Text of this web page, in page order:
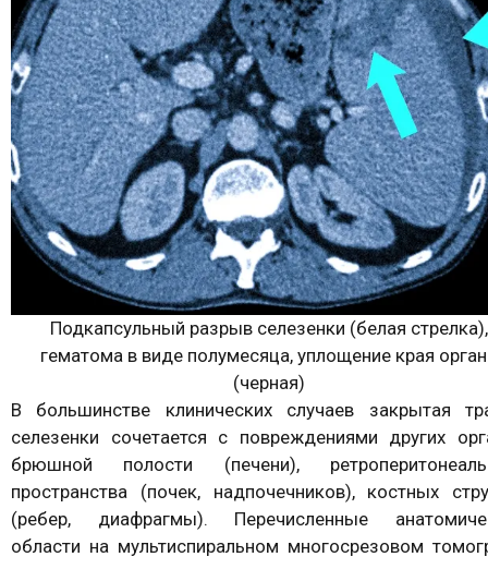
Подкапсульный разрыв селезенки (белая стрелка),
гематома в виде полумесяца, уплощение края
(черная)
В большинстве клинических случаев закрытая
селезенки сочетается с повреждениями других
брюшной полости (печени),
пространства (почек, надпочечников), костных
(ребер, диафрагмы). Перечисленные
области на мультиспиральном многосрезовом